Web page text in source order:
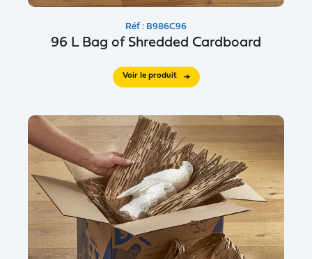
Réf : B986C96
96 L Bag of Shredded Cardboard
Voir le produit